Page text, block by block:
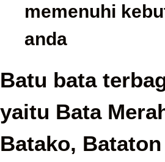
memenuhi
anda
Batu bata
yaitu Bata
Batako,